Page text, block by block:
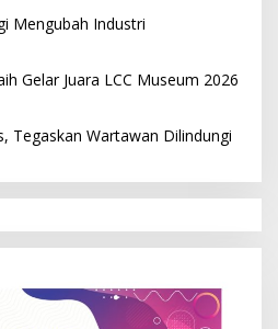
Mengubah Industri
Gelar Juara LCC Museum 2026
Tegaskan Wartawan Dilindungi